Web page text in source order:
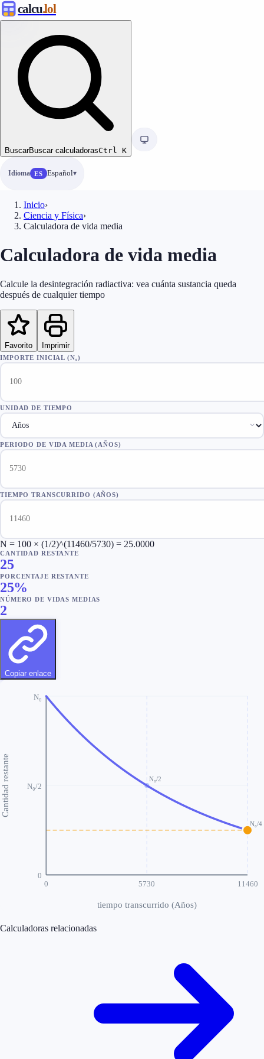
calcu.lol
BuscarBuscar calculadorasCtrl K
Idioma ES Español
Inicio›
Ciencia y Física›
Calculadora de vida media
Calculadora de vida media
Calcule la desintegración radiactiva: vea cuánta sustancia queda
después de cualquier tiempo
Favorito Imprimir
IMPORTE INICIAL (N₀)
UNIDAD DE TIEMPO
PERIODO DE VIDA MEDIA (AÑOS)
TIEMPO TRANSCURRIDO (AÑOS)
N = 100 × (1/2)^(11460/5730) = 25.0000
CANTIDAD RESTANTE
25
PORCENTAJE RESTANTE
25%
NÚMERO DE VIDAS MEDIAS
2
Copiar enlace
N₀/2
N₀/4
0
N₀/2
N₀
0 5730 11460
tiempo transcurrido (Años)
Cantidad restante
Calculadoras relacionadas